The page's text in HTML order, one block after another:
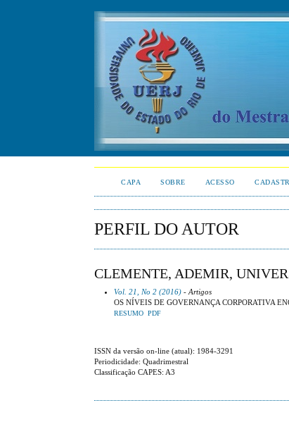
CAPA SOBRE ACESSO
PERFIL DO AUTOR
CLEMENTE, ADEMIR,
Vol. 21, No 2 (2016) - Artigos
OS NÍVEIS DE GOVERNANÇA CORPORATIVA
RESUMO PDF
ISSN da versão on-line (atual): 1984-3291
Periodicidade: Quadrimestral
Classificação CAPES: A3